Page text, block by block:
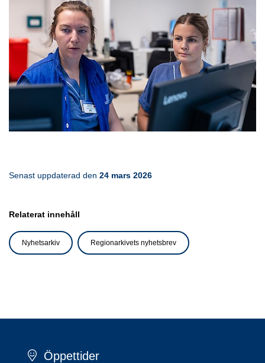
Senast uppdaterad den 24 mars 2026
Relaterat innehåll
Nyhetsarkiv Regionarkivets nyhetsbrev
Öppettider